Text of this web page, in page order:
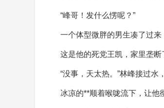
“峰哥！发什么愣呢？”
一个体型微胖的男生凑了过来
这是他的死党王凯，家里垄断
“没事，天太热。”林峰接过水
冰凉的**顺着喉咙流下，让他